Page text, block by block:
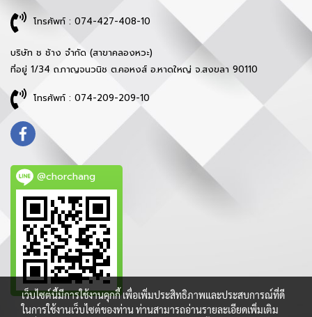
โทรศัพท์ : 074-427-408-10
บริษัท ช ช้าง จำกัด (สาขาคลองหวะ)
ที่อยู่ 1/34 ถ.กาญจนวนิช ต.คอหงส์ อ.หาดใหญ่ จ.สงขลา 90110
โทรศัพท์ : 074-209-209-10
@chorchang
เว็บไซต์นี้มีการใช้งานคุกกี้ เพื่อเพิ่มประสิทธิภาพและประสบการณ์ที่ดี
ในการใช้งานเว็บไซต์ของท่าน ท่านสามารถอ่านรายละเอียดเพิ่มเติม